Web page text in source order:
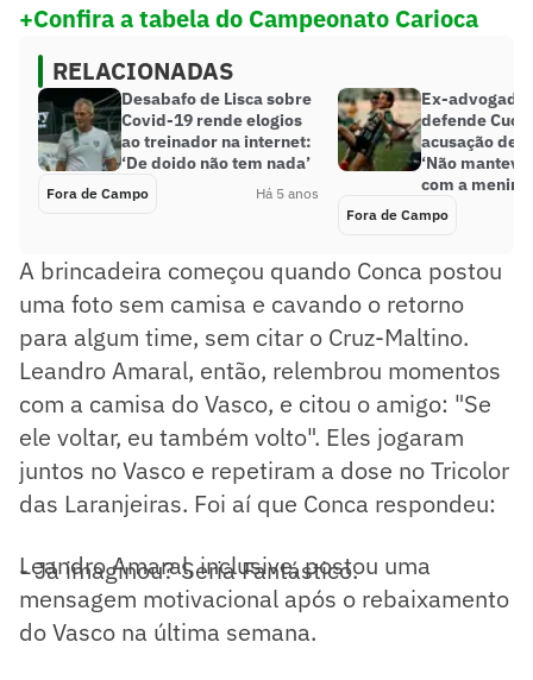
+Confira a tabela do Campeonato Carioca
RELACIONADAS
Desabafo de Lisca sobre
Covid-19 rende elogios
ao treinador na internet:
‘De doido não tem nada’
Fora de Campo Há 5 anos
Ex-advogado
defende Cuca
acusação de
‘Não
com a menina’
Fora de Campo
A brincadeira começou quando Conca postou
uma foto sem camisa e cavando o retorno
para algum time, sem citar o Cruz-Maltino.
Leandro Amaral, então, relembrou momentos
com a camisa do Vasco, e citou o amigo: "Se
ele voltar, eu também volto". Eles jogaram
juntos no Vasco e repetiram a dose no Tricolor
das Laranjeiras. Foi aí que Conca respondeu:
- Já imaginou? Seria Fantástico.
Leandro Amaral, inclusive, postou uma
mensagem motivacional após o rebaixamento
do Vasco na última semana.